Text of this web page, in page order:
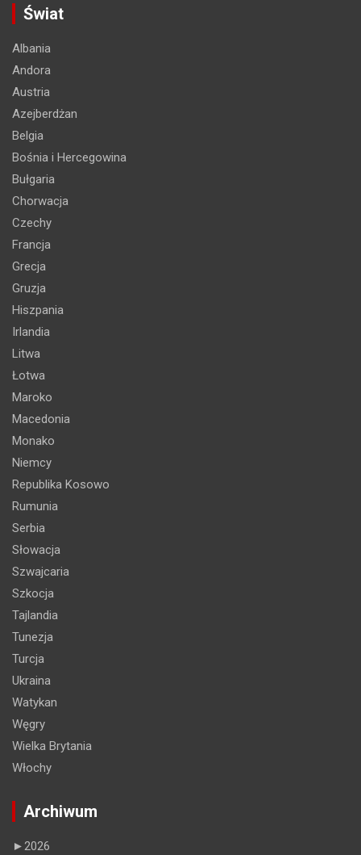
Świat
Albania
Andora
Austria
Azejberdżan
Belgia
Bośnia i Hercegowina
Bułgaria
Chorwacja
Czechy
Francja
Grecja
Gruzja
Hiszpania
Irlandia
Litwa
Łotwa
Maroko
Macedonia
Monako
Niemcy
Republika Kosowo
Rumunia
Serbia
Słowacja
Szwajcaria
Szkocja
Tajlandia
Tunezja
Turcja
Ukraina
Watykan
Węgry
Wielka Brytania
Włochy
Archiwum
►2026